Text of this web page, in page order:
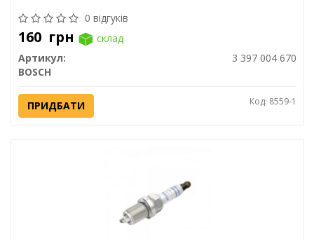
0 відгуків
160 грн
склад
Артикул:
3 397 004 670
BOSCH
ПРИДБАТИ Код: 8559-1